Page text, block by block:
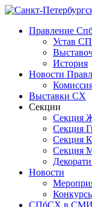
Правление
Устав
История
Новости
Выставки СХ
Секции
Секция
Секция
Секция
Секция
Новости
СПбСХ в СМИ